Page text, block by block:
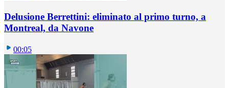
Delusione Berrettini: eliminato al primo turno, a
Montreal, da Navone
00:05